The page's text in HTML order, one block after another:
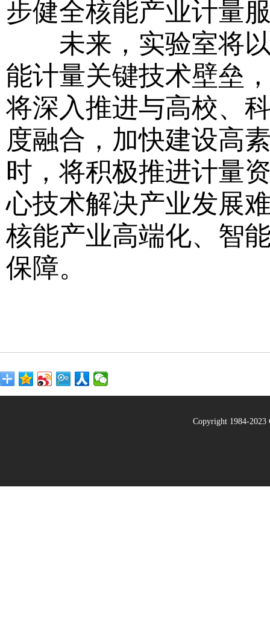
步健全核能产业计量
未来，实验室将以
能计量关键技术壁垒
将深入推进与高校、
度融合，加快建设高
时，将积极推进计量
心技术解决产业发展
核能产业高端化、智
保障。
Copyright 1984-